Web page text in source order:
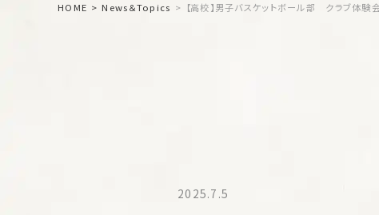
HOME News＆Topics 【高校】男子バスケットボール部 クラブ体験
2025.7.5